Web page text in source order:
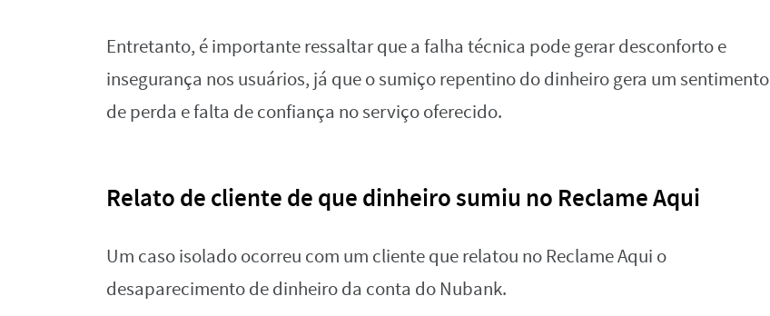
Entretanto, é importante ressaltar que a falha técnica pode gerar desconforto e
insegurança nos usuários, já que o sumiço repentino do dinheiro gera um sentimento
de perda e falta de confiança no serviço oferecido.
Relato de cliente de que dinheiro sumiu no Reclame Aqui
Um caso isolado ocorreu com um cliente que relatou no Reclame Aqui o
desaparecimento de dinheiro da conta do Nubank.